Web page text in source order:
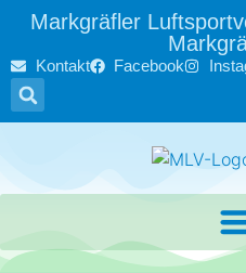
Markgräfler
Kontakt Facebook